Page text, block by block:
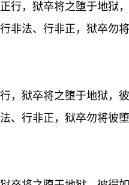
行，狱卒将之堕于地狱
非法、行非正，狱卒勿
，狱卒将之堕于地狱，
、行非正，狱卒勿将彼